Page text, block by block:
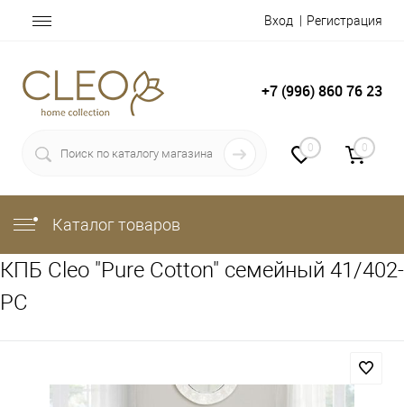
Вход Регистрация
+7 (996) 860 76 23
0 0
Каталог товаров
КПБ Cleo "Pure Cotton" семейный 41/402-
PC